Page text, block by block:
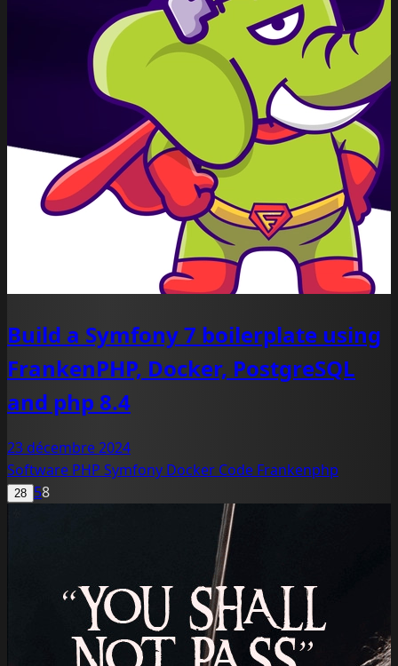
Build a Symfony 7 boilerplate using
FrankenPHP, Docker, PostgreSQL
and php 8.4
23 décembre 2024
Software PHP Symfony Docker Code Frankenphp
28 58